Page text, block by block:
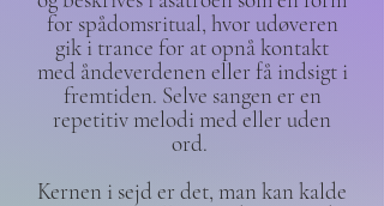
for spådomsritual, hvor udøveren
gik i trance for at opnå kontakt
med åndeverdenen eller få indsigt i
fremtiden. Selve sangen er en
repetitiv melodi med eller uden
ord.
Kernen i sejd er det, man kan kalde